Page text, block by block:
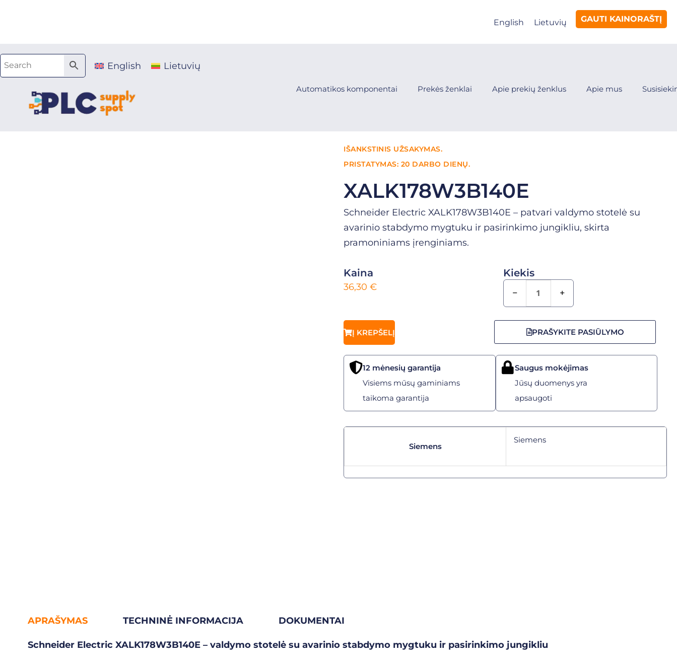
GAUTI KAINORAŠTĮ
English Lietuvių
English Lietuvių
Automatikos komponentai Prekės ženklai Apie prekių ženklus Apie mus
IŠANKSTINIS UŽSAKYMAS.
PRISTATYMAS: 20 DARBO DIENŲ.
XALK178W3B140E
Schneider Electric XALK178W3B140E – patvari valdymo stotelė su
avarinio stabdymo mygtuku ir pasirinkimo jungikliu, skirta
pramoniniams įrenginiams.
Kaina
36,30 €
Kiekis
− +
Į KREPŠELĮ PRAŠYKITE PASIŪLYMO
12 mėnesių garantija
Visiems mūsų gaminiams
taikoma garantija
Saugus mokėjimas
Jūsų duomenys yra
apsaugoti
Siemens
Siemens
APRAŠYMAS TECHNINĖ INFORMACIJA DOKUMENTAI
Schneider Electric XALK178W3B140E – valdymo stotelė su avarinio stabdymo mygtuku ir pasirinkimo jungikliu